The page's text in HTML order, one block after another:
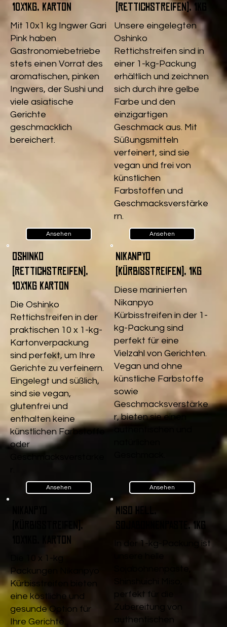
10x1kg, Karton
Mit 10x1 kg Ingwer Gari
Pink haben
Gastronomiebetriebe
stets einen Vorrat des
aromatischen, pinken
Ingwers, der Sushi und
viele asiatische
Gerichte
geschmacklich
bereichert.
Ansehen
(Rettichstreifen), 1kg
Unsere eingelegten
Oshinko
Rettichstreifen sind in
einer 1-kg-Packung
erhältlich und zeichnen
sich durch ihre gelbe
Farbe und den
einzigartigen
Geschmack aus. Mit
Süßungsmitteln
verfeinert, sind sie
vegan und frei von
künstlichen
Farbstoffen und
Geschmacksverstärke
rn.
Ansehen
Oshinko
(Rettichstreifen),
10x1kg Karton
Die Oshinko
Rettichstreifen in der
praktischen 10 x 1-kg-
Kartonverpackung
sind perfekt, um Ihre
Gerichte zu verfeinern.
Eingelegt und süßlich,
sind sie vegan,
glutenfrei und
enthalten keine
künstlichen Farbstoffe
oder
Ansehen
Nikanpyo
(Kürbisstreifen), 1kg
Diese marinierten
Nikanpyo
Kürbisstreifen in der 1-
kg-Packung sind
perfekt für eine
Vielzahl von Gerichten.
Vegan und ohne
künstliche Farbstoffe
sowie
Geschmacksverstärke
r, bieten sie einen
Ansehen
(Kürbisstreifen),
10x1kg, Karton
Die 10 x 1-kg
Packungen Nikanpyo
Kürbisstreifen bieten
eine köstliche und
gesunde Option für
Ihre Gerichte.
Miso Hell,
Sojabohnenpaste, 1kg
In der 1-kg-Packung ist
perfekt für die
Zubereitung von
authentischen